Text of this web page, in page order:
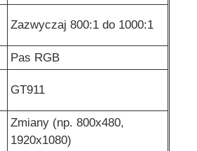
Zazwyczaj 800:1 do 1000:1
Pas RGB
GT911
Zmiany (np. 800x480,
1920x1080)